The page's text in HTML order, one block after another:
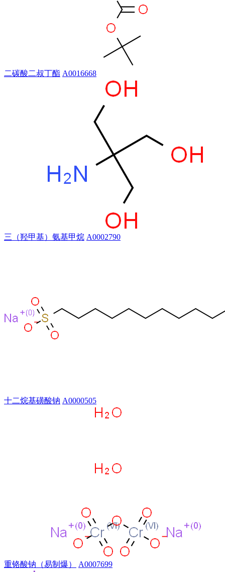
二碳酸二叔丁酯 A0016668
三（羟甲基）氨基甲烷 A0002790
十二烷基磺酸钠 A0000505
重铬酸钠（易制爆） A0007699